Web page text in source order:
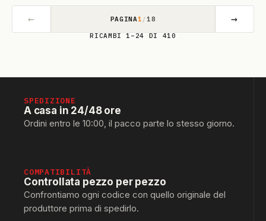
← PAGINA1 /18 →
RICAMBI 1–24 DI 410
SPEDIZIONE
A casa in 24/48 ore
Ordini entro le 10:00, il pacco parte lo stesso giorno.
COMPATIBILITÀ
Controllata pezzo per pezzo
Confrontiamo ogni codice con quello originale del
produttore prima di spedirlo.